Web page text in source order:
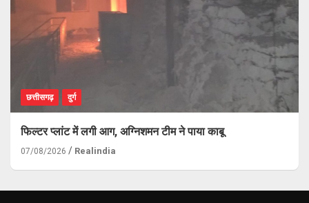
छत्तीसगढ़ दुर्ग
फिल्टर प्लांट में लगी आग, अग्निशमन टीम ने पाया काबू
07/08/2026 Realindia